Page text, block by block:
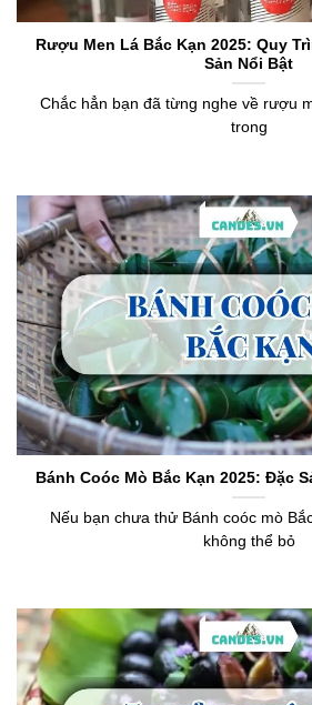
Rượu Men Lá Bắc Kạn 2025: Quy
Sản Nổi Bật
Chắc hẳn bạn đã từng nghe về rượu
trong
Bánh Coóc Mò Bắc Kạn 2025: Đặc
Nếu bạn chưa thử Bánh coóc mò
không thể bỏ